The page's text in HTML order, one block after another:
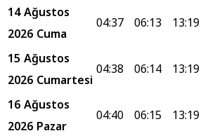
14 Ağustos
2026 Cuma
04:37 06:13 13:19
15 Ağustos
2026 Cumartesi
04:38 06:14 13:19
16 Ağustos
2026 Pazar
04:40 06:15 13:19